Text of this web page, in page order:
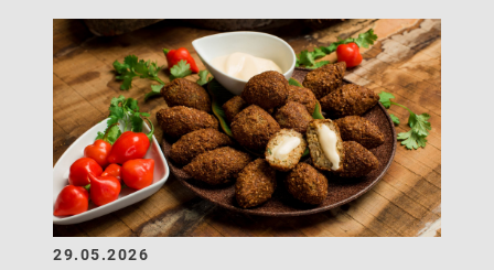
29.05.2026